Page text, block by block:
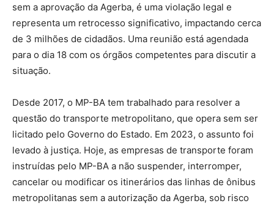
sem a aprovação da Agerba, é uma violação legal e
representa um retrocesso significativo, impactando cerca
de 3 milhões de cidadãos. Uma reunião está agendada
para o dia 18 com os órgãos competentes para discutir a
situação.
Desde 2017, o MP-BA tem trabalhado para resolver a
questão do transporte metropolitano, que opera sem ser
licitado pelo Governo do Estado. Em 2023, o assunto foi
levado à justiça. Hoje, as empresas de transporte foram
instruídas pelo MP-BA a não suspender, interromper,
cancelar ou modificar os itinerários das linhas de ônibus
metropolitanas sem a autorização da Agerba, sob risco